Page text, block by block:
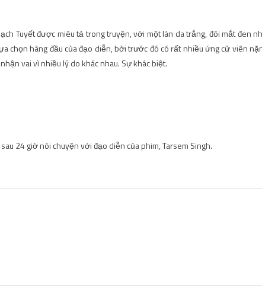
Tuyết được miêu tả trong truyện, với một làn da trắng, đôi mắt đen
chọn hàng đầu của đạo diễn, bởi trước đó có rất nhiều ứng cử viên
vai vì nhiều lý do khác nhau. Sự khác biệt.
24 giờ nói chuyện với đạo diễn của phim, Tarsem Singh.